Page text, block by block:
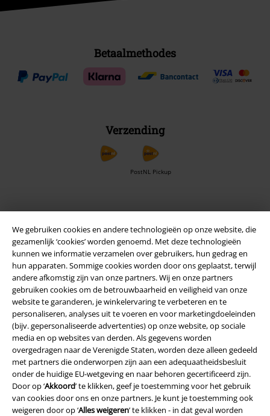
We gebruiken cookies en andere technologieën op onze website, die
gezamenlijk ‘cookies’ worden genoemd. Met deze technologieën
kunnen we informatie verzamelen over gebruikers, hun gedrag en
hun apparaten. Sommige cookies worden door ons geplaatst, terwijl
andere afkomstig zijn van onze partners. Wij en onze partners
gebruiken cookies om de betrouwbaarheid en veiligheid van onze
website te garanderen, je winkelervaring te verbeteren en te
personaliseren, analyses uit te voeren en voor marketingdoeleinden
(bijv. gepersonaliseerde advertenties) op onze website, op sociale
media en op websites van derden. Als gegevens worden
overgedragen naar de Verenigde Staten, worden deze alleen gedeeld
met partners die onderworpen zijn aan een adequaatheidsbesluit
onder de huidige EU-wetgeving en naar behoren gecertificeerd zijn.
Door op ‘Akkoord’ te klikken, geef je toestemming voor het gebruik
van cookies door ons en onze partners. Je kunt je toestemming ook
weigeren door op ‘Alles weigeren’ te klikken - in dat geval worden
Betaalmethodes
Verzending
PostNL Pickup
Download gratis de nieuwe large app en profiteer van alle nieuwe
functies en voordelen!
A Warner Music Group Company
Beveiliging